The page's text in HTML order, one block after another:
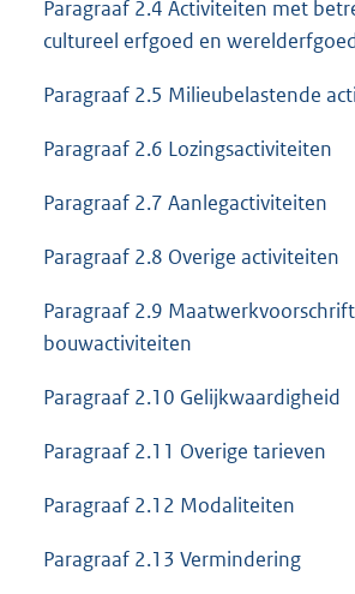
Paragraaf 2.4 Activiteiten met
cultureel erfgoed en
Paragraaf 2.5 Milieubelastende
Paragraaf 2.6 Lozingsactiviteiten
Paragraaf 2.7 Aanlegactiviteiten
Paragraaf 2.8 Overige activiteiten
Paragraaf 2.9
bouwactiviteiten
Paragraaf 2.10 Gelijkwaardigheid
Paragraaf 2.11 Overige tarieven
Paragraaf 2.12 Modaliteiten
Paragraaf 2.13 Vermindering